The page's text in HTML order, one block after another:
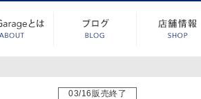
03/16販売終了